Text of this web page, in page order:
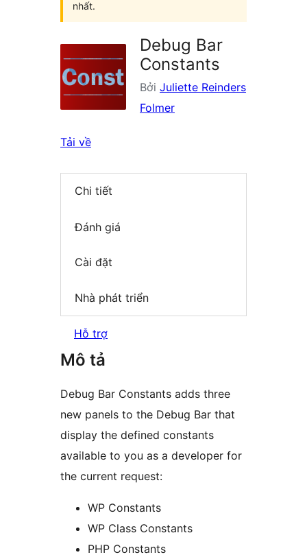
nhất.
Debug Bar
Constants
Bởi Juliette Reinders
Folmer
Tải về
Chi tiết
Đánh giá
Cài đặt
Nhà phát triển
Hỗ trợ
Mô tả
Debug Bar Constants adds three
new panels to the Debug Bar that
display the defined constants
available to you as a developer for
the current request:
WP Constants
WP Class Constants
PHP Constants